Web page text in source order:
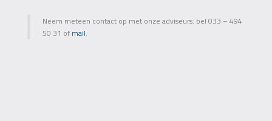
Neem meteen contact op met onze adviseurs: bel 033 – 494
50 31 of mail.